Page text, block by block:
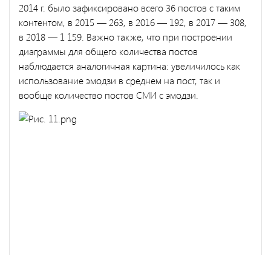
2014 г. было зафиксировано всего 36 постов с таким
контентом, в 2015 — 263, в 2016 — 192, в 2017 — 308,
в 2018 — 1 159. Важно также, что при построении
диаграммы для общего количества постов
наблюдается аналогичная картина: увеличилось как
использование эмодзи в среднем на пост, так и
вообще количество постов СМИ с эмодзи.